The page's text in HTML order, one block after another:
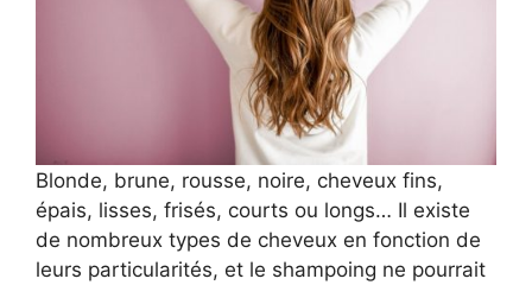
Blonde, brune, rousse, noire, cheveux fins,
épais, lisses, frisés, courts ou longs… Il existe
de nombreux types de cheveux en fonction de
leurs particularités, et le shampoing ne pourrait